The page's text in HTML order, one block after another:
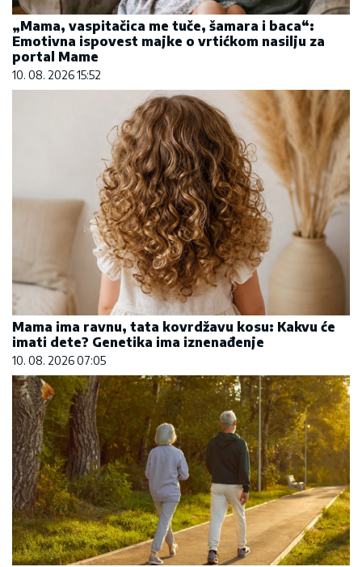
„Mama, vaspitačica me tuče, šamara i baca“:
Emotivna ispovest majke o vrtićkom nasilju za
portal Mame
10. 08. 2026 15:52
Mama ima ravnu, tata kovrdžavu kosu: Kakvu će
imati dete? Genetika ima iznenađenje
10. 08. 2026 07:05